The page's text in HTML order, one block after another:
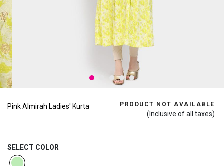
Pink Almirah Ladies' Kurta PRODUCT NOT AVAILABLE
(Inclusive of all taxes)
SELECT COLOR
selected